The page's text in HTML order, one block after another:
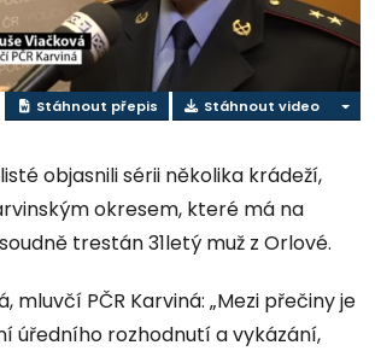
video
Stáhnout přepis Stáhnout video
objasnili sérii několika krádeží,
okresem, které má na
trestán 31letý muž z Orlové.
mluvčí PČR Karviná: „Mezi přečiny je
úředního rozhodnutí a vykázání,